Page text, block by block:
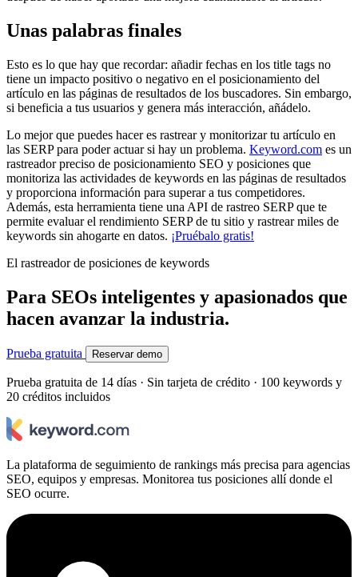
Unas palabras finales
Esto es lo que hay que recordar: añadir fechas en los title tags no
tiene un impacto positivo o negativo en el posicionamiento del
artículo en las páginas de resultados de los buscadores. Sin embargo,
si beneficia a tus usuarios y genera más interacción, añádelo.
Lo mejor que puedes hacer es rastrear y monitorizar tu artículo en
las SERP para poder actuar si hay un problema. Keyword.com es un
rastreador preciso de posicionamiento SEO y posiciones que
monitoriza las actividades de keywords en las páginas de resultados
y proporciona información para superar a tus competidores.
Además, esta herramienta tiene una API de rastreo SERP que te
permite evaluar el rendimiento SERP de tu sitio y rastrear miles de
keywords sin ahogarte en datos. ¡Pruébalo gratis!
El rastreador de posiciones de keywords
Para SEOs inteligentes y apasionados que
hacen avanzar la industria.
Prueba gratuita Reservar demo
Prueba gratuita de 14 días · Sin tarjeta de crédito · 100 keywords y
20 créditos incluidos
La plataforma de seguimiento de rankings más precisa para agencias
SEO, equipos y empresas. Monitorea tus posiciones allí donde el
SEO ocurre.